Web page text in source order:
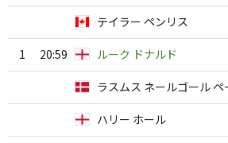
テイラー ペンリス
1 20:59 ルーク ドナルド
ラスムス ネールゴール ペ
ハリー ホール